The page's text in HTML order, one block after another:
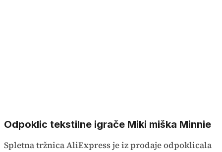
Odpoklic tekstilne igrače Miki miška Minnie
Spletna tržnica AliExpress je iz prodaje odpoklicala